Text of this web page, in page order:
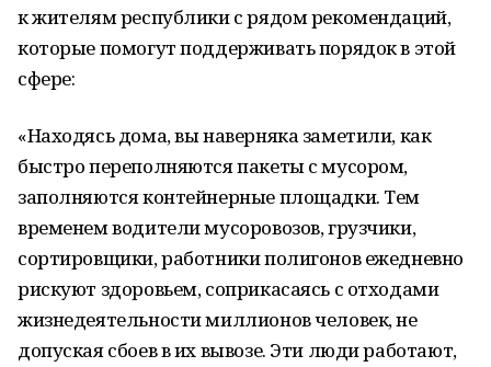
к жителям республики с рядом рекомендаций,
которые помогут поддерживать порядок в этой
сфере:
«Находясь дома, вы наверняка заметили, как
быстро переполняются пакеты с мусором,
заполняются контейнерные площадки. Тем
временем водители мусоровозов, грузчики,
сортировщики, работники полигонов ежедневно
рискуют здоровьем, соприкасаясь с отходами
жизнедеятельности миллионов человек, не
допуская сбоев в их вывозе. Эти люди работают,